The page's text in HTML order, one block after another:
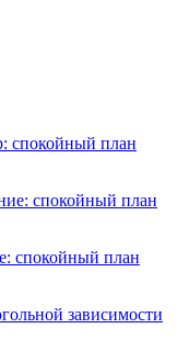
спокойный план
спокойный план